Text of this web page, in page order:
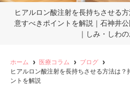
ヒアルロン酸注射を長持ちさせる
意すべきポイントを解説｜石神井
｜しみ・しわ
ホーム 医療コラム
ブログ
ヒアルロン酸注射を長持ちさせる方法は
ントを解説